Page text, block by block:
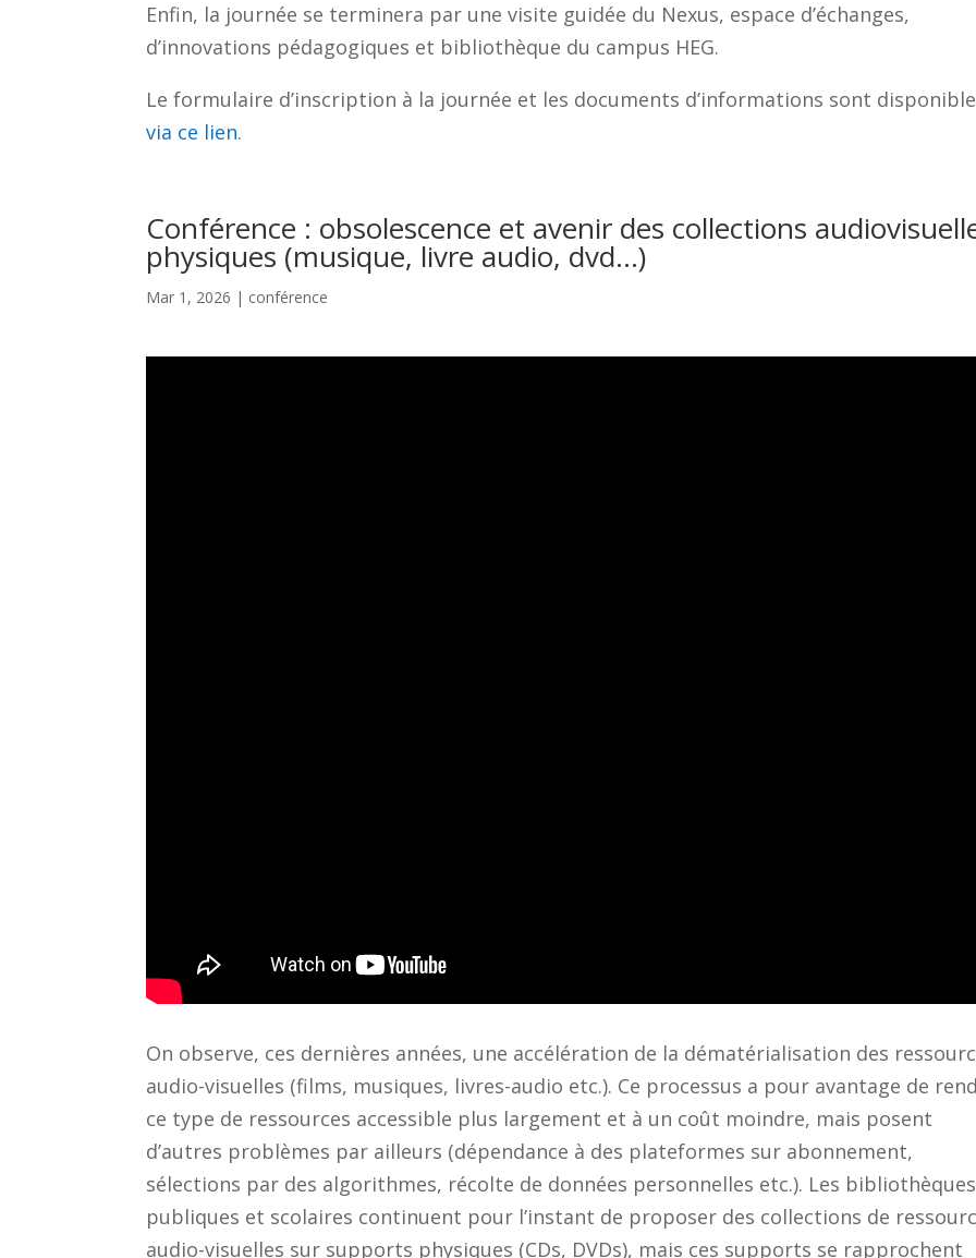
Enfin, la journée se terminera par une visite guidée du Nexus, espace d’échanges,
d’innovations pédagogiques et bibliothèque du campus HEG.
Le formulaire d’inscription à la journée et les documents d’informations sont
via ce lien.
Conférence : obsolescence et avenir des collections
physiques (musique, livre audio, dvd…)
Mar 1, 2026 | conférence
On observe, ces dernières années, une accélération de la dématérialisation des
audio-visuelles (films, musiques, livres-audio etc.). Ce processus a pour avantage de
ce type de ressources accessible plus largement et à un coût moindre, mais posent
d’autres problèmes par ailleurs (dépendance à des plateformes sur abonnement,
sélections par des algorithmes, récolte de données personnelles etc.). Les bibliothèques
publiques et scolaires continuent pour l’instant de proposer des collections de
audio-visuelles sur supports physiques (CDs, DVDs), mais ces supports se rapprochent